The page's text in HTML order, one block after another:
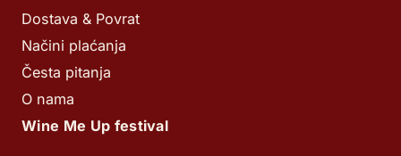
Dostava & Povrat
Načini plaćanja
Česta pitanja
O nama
Wine Me Up festival